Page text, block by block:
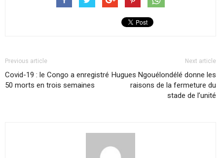
Previous article
Covid-19 : le Congo a enregistré
50 morts en trois semaines
Next article
Hugues Ngouélondélé donne les
raisons de la fermeture du
stade de l’unité